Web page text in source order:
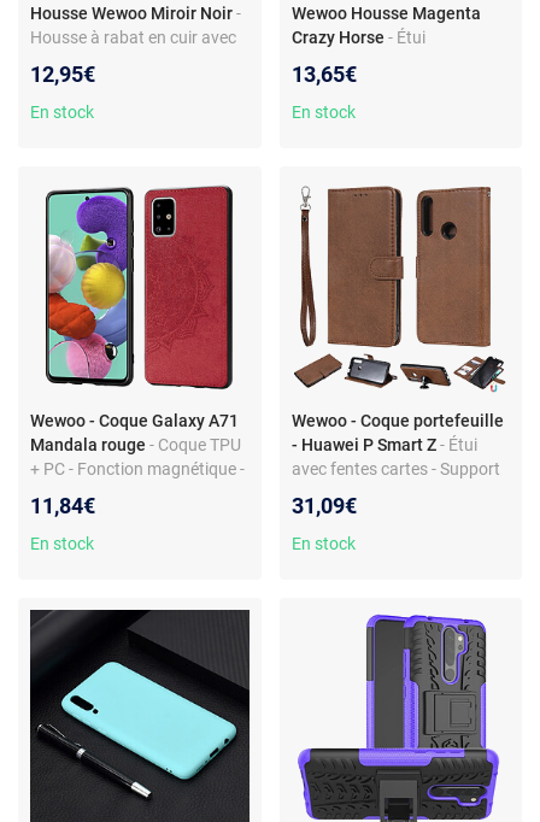
Housse Wewoo Miroir Noir-
Housse à rabat en cuir avec
Anti-rayures - Accessoire
pour Galaxy A50
12,95€
En stock
Wewoo Housse Magenta
Crazy Horse - Étui
Horse - Support réglable -
Fentes cartes
13,65€
En stock
Wewoo - Coque Galaxy A71
Mandala rouge - Coque TPU
+ PC - Fonction magnétique -
11,84€
En stock
Wewoo - Coque portefeuille
- Huawei P Smart Z - Étui
avec fentes cartes - Support
Lanière
31,09€
En stock